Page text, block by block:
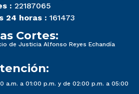
: 22187065
24 horas : 161473
Cortes:
de Justicia Alfonso Reyes Echandía
a.m. a 01:00 p.m. y de 02:00 p.m. a 05:00